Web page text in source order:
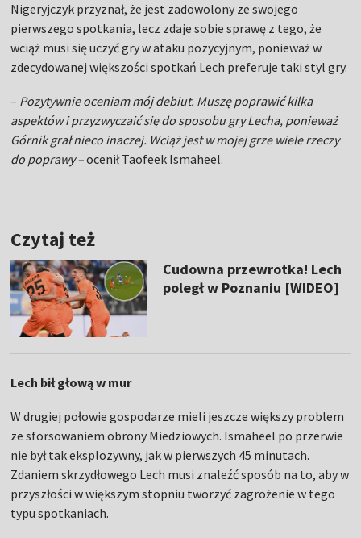
Nigeryjczyk przyznał, że jest zadowolony ze swojego
pierwszego spotkania, lecz zdaje sobie sprawę z tego, że
wciąż musi się uczyć gry w ataku pozycyjnym, ponieważ w
zdecydowanej większości spotkań Lech preferuje taki styl gry.
– Pozytywnie oceniam mój debiut. Muszę poprawić kilka
aspektów i przyzwyczaić się do sposobu gry Lecha, ponieważ
Górnik grał nieco inaczej. Wciąż jest w mojej grze wiele rzeczy
do poprawy –ocenił Taofeek Ismaheel.
Czytaj też
Cudowna przewrotka! Lech
poległ w Poznaniu [WIDEO]
Lech bił głową w mur
W drugiej połowie gospodarze mieli jeszcze większy problem
ze sforsowaniem obrony Miedziowych. Ismaheel po przerwie
nie był tak eksplozywny, jak w pierwszych 45 minutach.
Zdaniem skrzydłowego Lech musi znaleźć sposób na to, aby w
przyszłości w większym stopniu tworzyć zagrożenie w tego
typu spotkaniach.